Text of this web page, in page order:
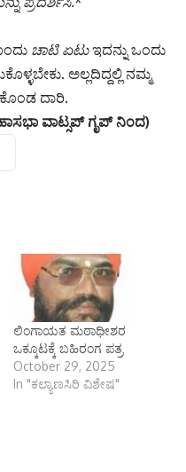
ವಾಟ್ಸಪ್ ಗೃಪ್ ನಿಂದ)
October 29, 2025
In "ಕಲ್ಯಾಣಸಿರಿ ವಿಶೇಷ"